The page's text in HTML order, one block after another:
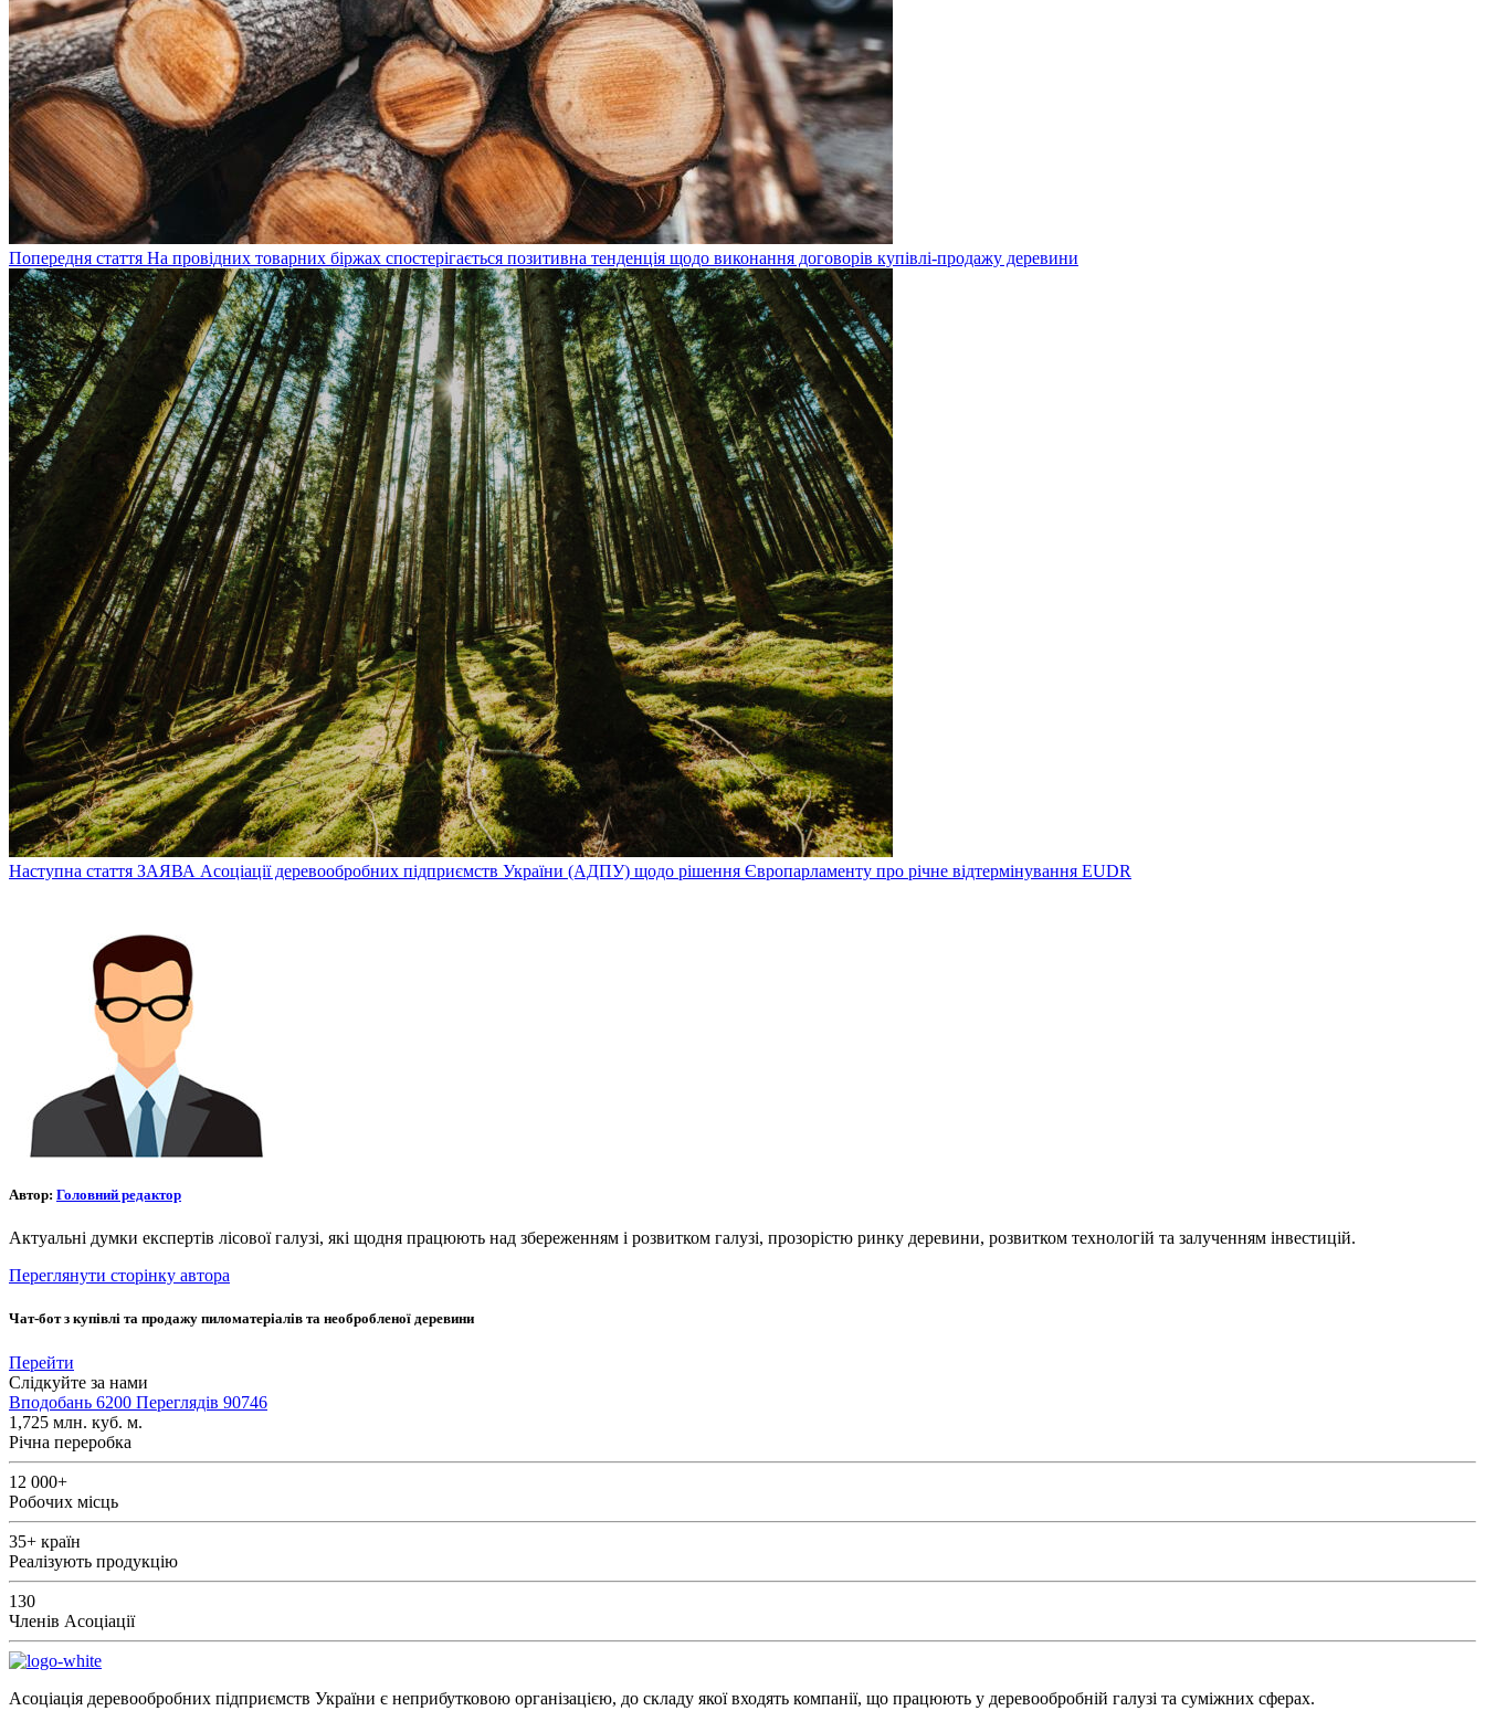
Попередня стаття На провідних товарних біржах спостерігається позитивна тенденція щодо виконання договорів купівлі-продажу деревини
Наступна стаття ЗАЯВА Асоціації деревообробних підприємств України (АДПУ) щодо рішення Європарламенту про річне відтермінування EUDR
Автор: Головний редактор
Актуальні думки експертів лісової галузі, які щодня працюють над збереженням і розвитком галузі, прозорістю ринку деревини, розвитком технологій та залученням інвестицій.
Переглянути сторінку автора
Чат-бот з купівлі та продажу пиломатеріалів та необробленої деревини
Перейти
Слідкуйте за нами
Вподобань 6200 Переглядів 90746
1,725 млн. куб. м.
Річна переробка
12 000+
Робочих місць
35+ країн
Реалізують продукцію
130
Членів Асоціації
Асоціація деревообробних підприємств України є неприбутковою організацією, до складу якої входять компанії, що працюють у деревообробній галузі та суміжних сферах.